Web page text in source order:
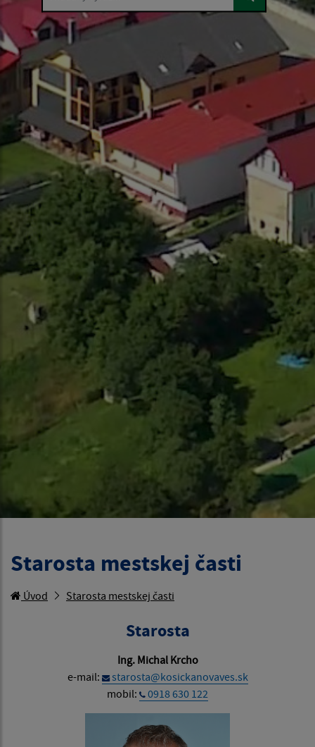
Starosta mestskej časti
Úvod Starosta mestskej časti
Starosta
Ing. Michal Krcho
e-mail:
starosta@kosickanovaves.sk
mobil:
0918 630 122